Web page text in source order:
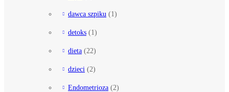
dawca szpiku (1)
detoks (1)
dieta (22)
dzieci (2)
Endometrioza (2)